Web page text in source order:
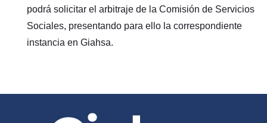
podrá solicitar el arbitraje de la Comisión de Servicios
Sociales, presentando para ello la correspondiente
instancia en Giahsa.